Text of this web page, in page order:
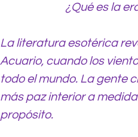
¿Qué es la
La literatura esotérica
Acuario, cuando los
todo el mundo. La gente
más paz interior a
propósito.